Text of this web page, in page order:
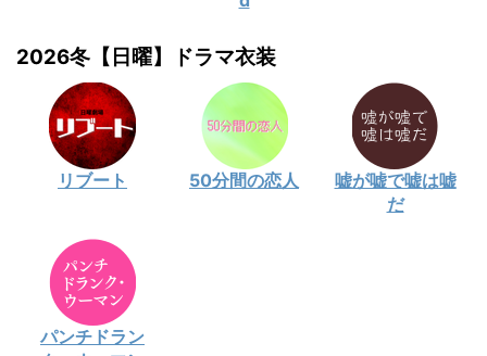
2026冬【日曜】ドラマ衣装
リブート 50分間の恋人
嘘が嘘で嘘は嘘
だ
パンチドラン